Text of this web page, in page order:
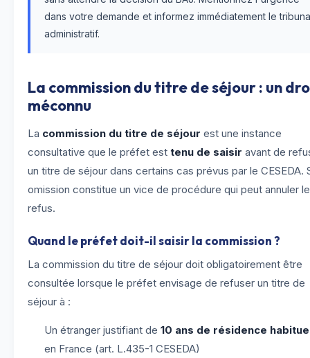
dans votre demande et informez immédiatement le
administratif.
La commission du titre de séjour : un
méconnu
La commission du titre de séjour est une instance
consultative que le préfet est tenu de saisir avant de
un titre de séjour dans certains cas prévus par le CESEDA.
omission constitue un vice de procédure qui peut annuler le
refus.
Quand le préfet doit-il saisir la commission ?
La commission du titre de séjour doit obligatoirement être
consultée lorsque le préfet envisage de refuser un titre de
séjour à :
Un étranger justifiant de 10 ans de résidence
en France (art. L.435-1 CESEDA)